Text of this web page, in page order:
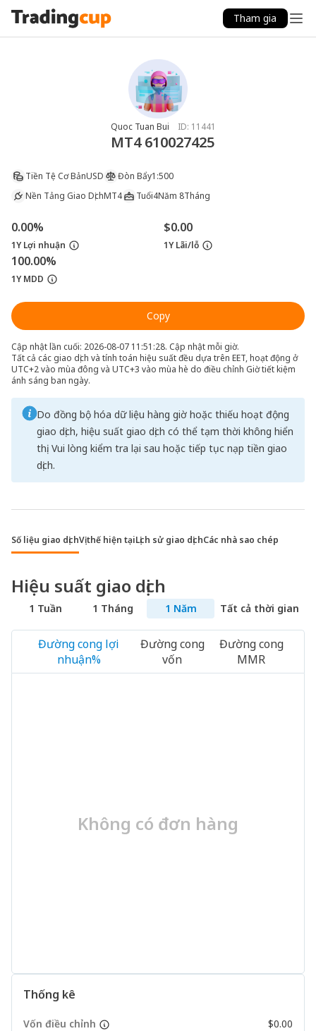
Tham gia
Quoc Tuan Bui ID: 11441
MT4 610027425
Tiền Tệ Cơ BảnUSD Đòn Bẩy1:500
Nền Tảng Giao DịchMT4 Tuổi4Năm 8Tháng
0.00%
1Y Lợi nhuận
$0.00
1Y Lãi/lỗ
100.00%
1Y MDD
Copy
Cập nhật lần cuối: 2026-08-07 11:51:28. Cập nhật mỗi giờ.
Tất cả các giao dịch và tính toán hiệu suất đều dựa trên EET, hoạt động ở
UTC+2 vào mùa đông và UTC+3 vào mùa hè do điều chỉnh Giờ tiết kiệm
ánh sáng ban ngày.
Do đồng bộ hóa dữ liệu hàng giờ hoặc thiếu hoạt động
giao dịch, hiệu suất giao dịch có thể tạm thời không hiển
thị. Vui lòng kiểm tra lại sau hoặc tiếp tục nạp tiền giao
dịch.
Số liệu giao dịchVị thế hiện tạiLịch sử giao dịchCác nhà sao chép
Hiệu suất giao dịch
1 Tuần 1 Tháng 1 Năm Tất cả thời gian
Đường cong lợi
nhuận%
Đường cong
vốn
Đường cong
MMR
Không có đơn hàng
Thống kê
Vốn điều chỉnh
$0.00